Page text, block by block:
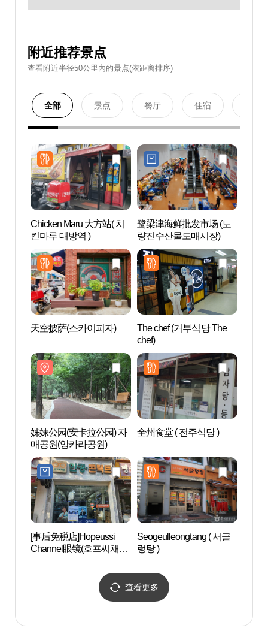
附近推荐景点
查看附近半径50公里內的景点(依距离排序)
全部 景点 餐厅 住宿
Chicken Maru 大方站( 치
킨마루 대방역 )
鹭梁津海鲜批发市场 (노
량진수산물도매시장)
天空披萨(스카이피자)
The chef (거부식당 The
chef)
姊妹公园(安卡拉公园) 자
매공원(앙카라공원)
全州食堂 ( 전주식당 )
[事后免税店]Hopeussi
Channel眼镜(호프씨채널
Seogeulleongtang ( 서글
렁탕 )
查看更多